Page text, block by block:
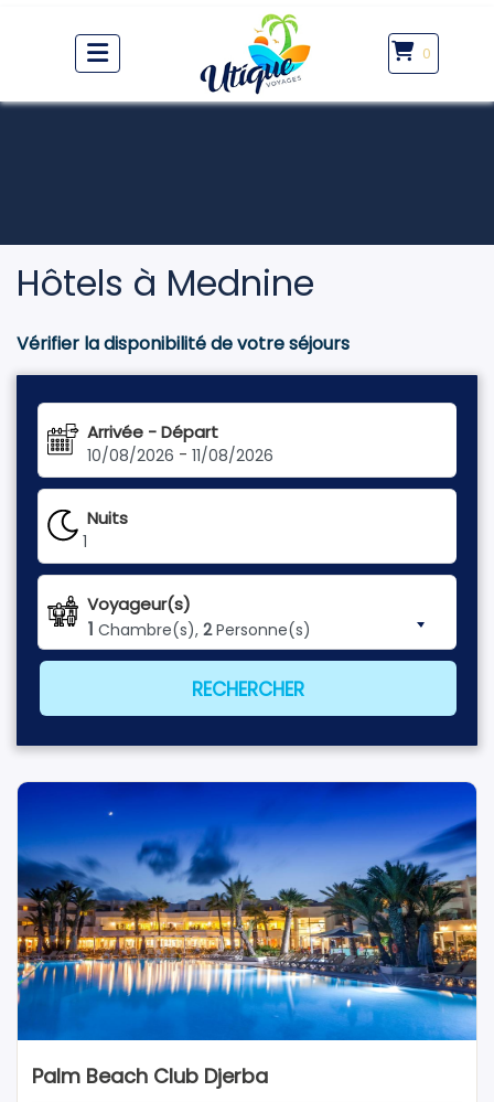
0
Hôtels à Mednine
Vérifier la disponibilité de votre séjours
Arrivée - Départ
10/08/2026 - 11/08/2026
Nuits
1
Voyageur(s)
1 Chambre(s), 2Personne(s)
RECHERCHER
Palm Beach Club Djerba